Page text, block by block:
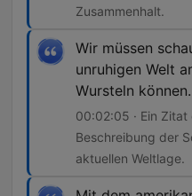
Zusammenhalt.
Wir müssen
unruhigen Welt
Wursteln können.
00:02:05 · Ein
Beschreibung der
aktuellen Weltlage.